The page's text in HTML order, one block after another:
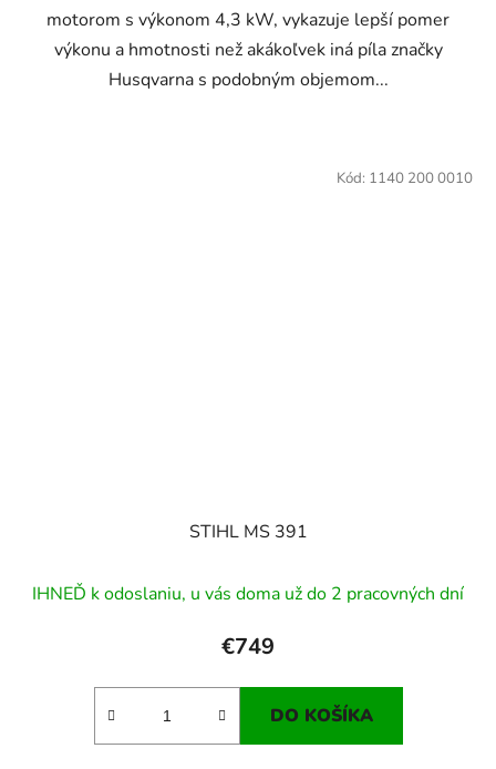
motorom s výkonom 4,3 kW, vykazuje lepší pomer
výkonu a hmotnosti než akákoľvek iná píla značky
Husqvarna s podobným objemom...
STIHL MS 391
IHNEĎ k odoslaniu, u vás doma už do 2 pracovných dní
€749
DO KOŠÍKA
Kód: 1140 200 0010